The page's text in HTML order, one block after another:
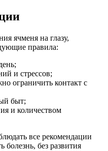
ячменя на глазу,
правила:
и стрессов;
ограничить контакт с
быт;
и количеством
все рекомендации
болезнь, без развития